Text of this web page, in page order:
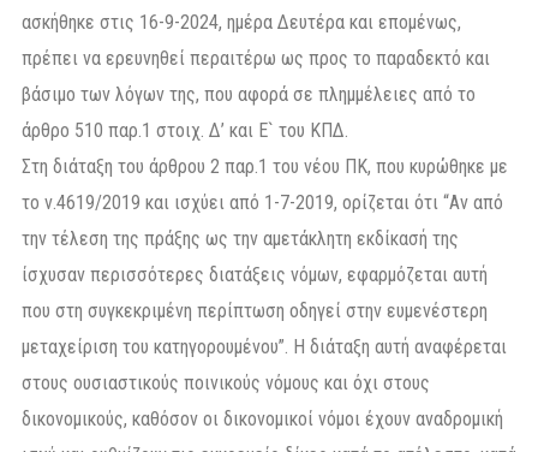
ασκήθηκε στις 16-9-2024, ημέρα Δευτέρα και επομένως,
πρέπει να ερευνηθεί περαιτέρω ως προς το παραδεκτό και
βάσιμο των λόγων της, που αφορά σε πλημμέλειες από το
άρθρο 510 παρ.1 στοιχ. Δ’ και Ε` του ΚΠΔ.
Στη διάταξη του άρθρου 2 παρ.1 του νέου ΠΚ, που κυρώθηκε με
το ν.4619/2019 και ισχύει από 1-7-2019, ορίζεται ότι “Αν από
την τέλεση της πράξης ως την αμετάκλητη εκδίκασή της
ίσχυσαν περισσότερες διατάξεις νόμων, εφαρμόζεται αυτή
που στη συγκεκριμένη περίπτωση οδηγεί στην ευμενέστερη
μεταχείριση του κατηγορουμένου”. Η διάταξη αυτή αναφέρεται
στους ουσιαστικούς ποινικούς νόμους και όχι στους
δικονομικούς, καθόσον οι δικονομικοί νόμοι έχουν αναδρομική